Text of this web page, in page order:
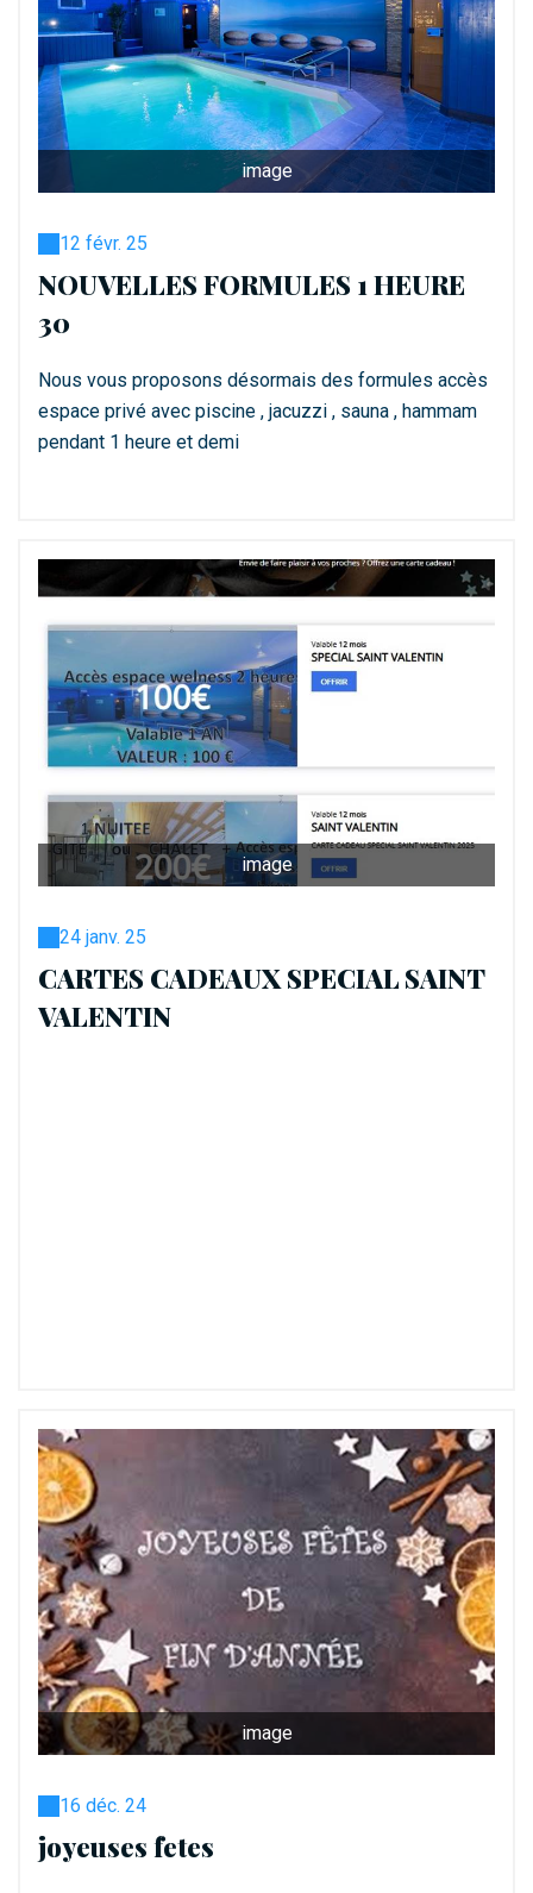
image
12 févr. 25
NOUVELLES FORMULES 1 HEURE
30
Nous vous proposons désormais des formules accès
espace privé avec piscine , jacuzzi , sauna , hammam
pendant 1 heure et demi
image
24 janv. 25
CARTES CADEAUX SPECIAL SAINT
VALENTIN
image
16 déc. 24
joyeuses fetes